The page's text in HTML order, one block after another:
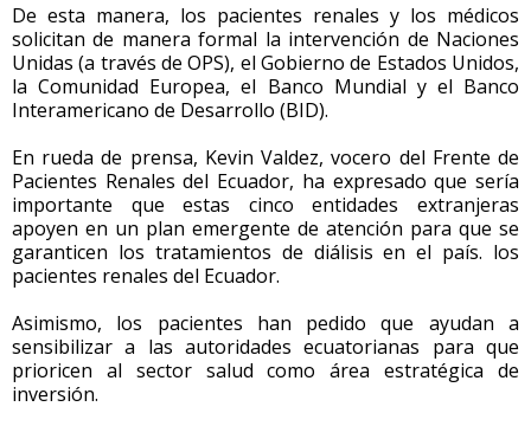
De esta manera, los pacientes renales y los médicos
solicitan de manera formal la intervención de Naciones
Unidas (a través de OPS), el Gobierno de Estados Unidos,
la Comunidad Europea, el Banco Mundial y el Banco
Interamericano de Desarrollo (BID).
En rueda de prensa, Kevin Valdez, vocero del Frente de
Pacientes Renales del Ecuador, ha expresado que sería
importante que estas cinco entidades extranjeras
apoyen en un plan emergente de atención para que se
garanticen los tratamientos de diálisis en el país. los
pacientes renales del Ecuador.
Asimismo, los pacientes han pedido que ayudan a
sensibilizar a las autoridades ecuatorianas para que
prioricen al sector salud como área estratégica de
inversión.